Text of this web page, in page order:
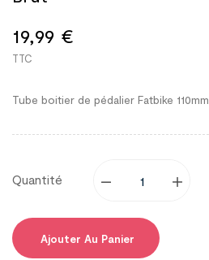
19,99 €
TTC
Tube boitier de pédalier Fatbike 110mm
Quantité
Ajouter Au Panier